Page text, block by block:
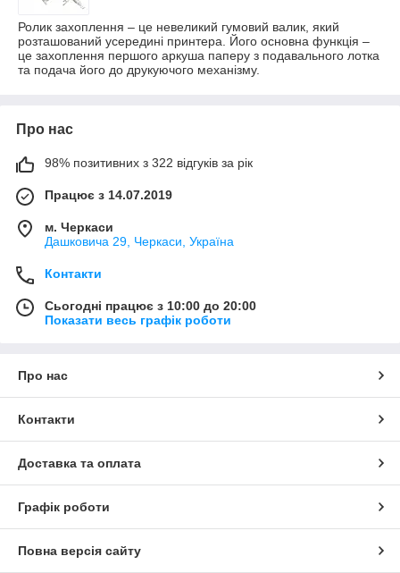
Ролик захоплення – це невеликий гумовий валик, який
розташований усередині принтера. Його основна функція –
це захоплення першого аркуша паперу з подавального лотка
та подача його до друкуючого механізму.
Про нас
98% позитивних з 322 відгуків за рік
Працює з 14.07.2019
м. Черкаси
Дашковича 29, Черкаси, Україна
Контакти
Сьогодні працює з 10:00 до 20:00
Показати весь графік роботи
Про нас
Контакти
Доставка та оплата
Графік роботи
Повна версія сайту